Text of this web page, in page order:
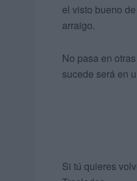
el visto bueno
arraigo.
No pasa en
sucede será en
Si tú quieres